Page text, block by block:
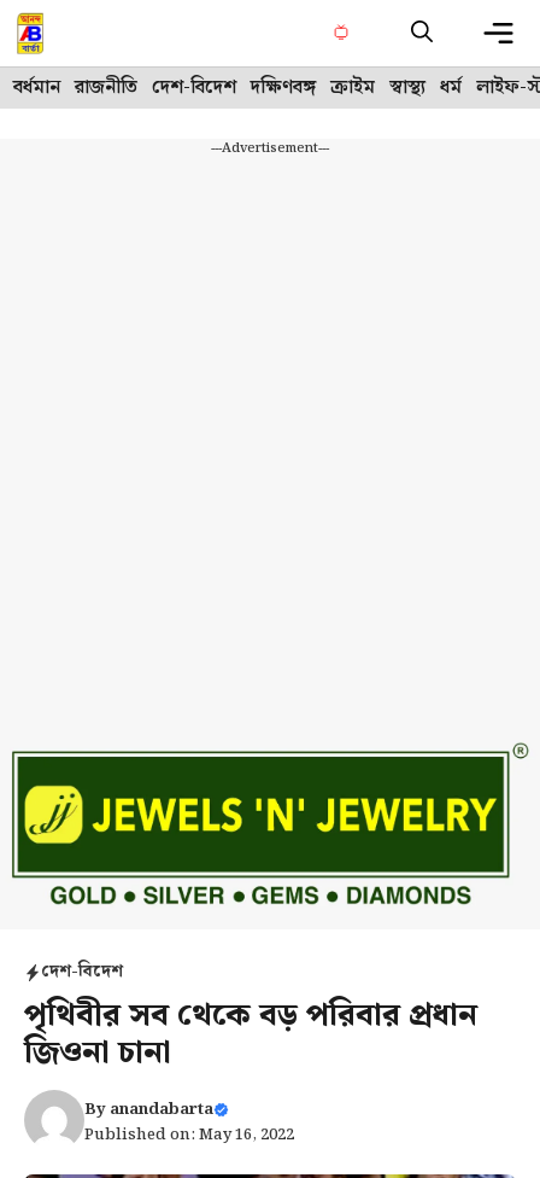
Skip
to
content
বর্ধমান রাজনীতি দেশ-বিদেশ দক্ষিণবঙ্গ ক্রাইম স্বাস্থ্য ধর্ম লাইফ-
---Advertisement---
দেশ-বিদেশ
পৃথিবীর সব থেকে বড় পরিবার প্রধান
জিওনা চানা
Byanandabarta
Published on: May 16, 2022